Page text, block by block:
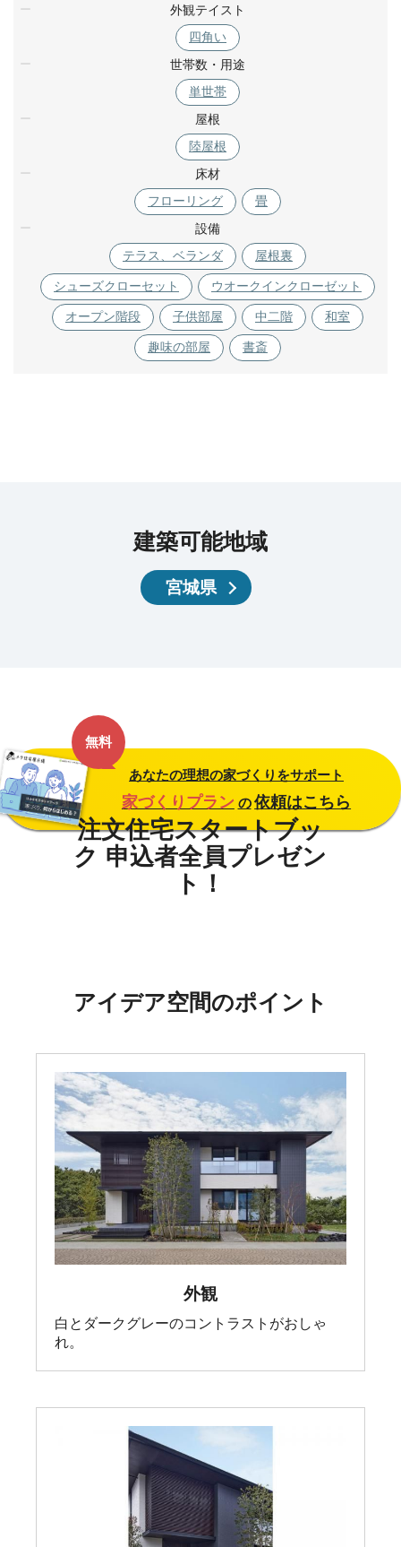
外観テイスト
四角い
世帯数・用途
単世帯
屋根
陸屋根
床材
フローリング
畳
設備
テラス、ベランダ
屋根裏
シューズクローセット ウオークインクローゼット
オープン階段 子供部屋 中二階 和室
趣味の部屋 書斎
建築可能地域
宮城県
無料
あなたの理想の家づくりをサポート
家づくりプラン の 依頼はこちら
アイデア空間のポイント
外観
白とダークグレーのコントラストがおしゃ
れ。